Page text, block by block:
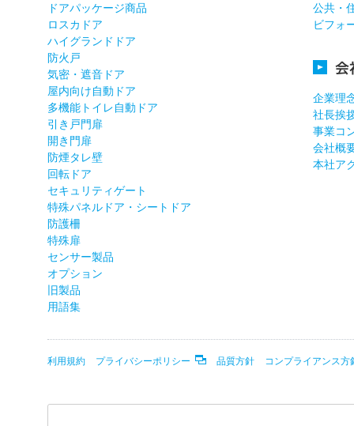
ドアパッケージ商品
ロスカドア
ハイグランドドア
防火戸
気密・遮音ドア
屋内向け自動ドア
多機能トイレ自動ドア
引き戸門扉
開き門扉
防煙タレ壁
回転ドア
セキュリティゲート
特殊パネルドア・シートドア
防護柵
特殊扉
センサー製品
オプション
旧製品
用語集
公共・
ビフォ
会
企業理
社長挨
事業コ
会社概
本社ア
利用規約 プライバシーポリシー 品質方針 コンプライアンス方